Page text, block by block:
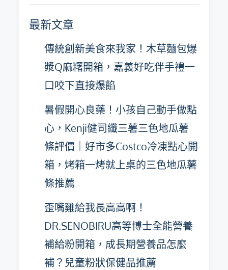
整
最新文章
傳統創新美食來我家！木草麵包爆
漿Q麻糬開箱，嘉義好吃伴手禮一
口咬下直接爆餡
暑假開心良藥！小孩自己動手做點
心，Kenji健司纖三薯三色地瓜薯
條評價｜好市多Costco冷凍點心開
箱，烤箱一烤就上桌的三色地瓜薯
條推薦
歪嘴雞給我長高高啊！
DR.SENOBIRU高等博士全能營養
補給粉開箱，成長期營養品怎麼
補？兒童粉狀保健品推薦